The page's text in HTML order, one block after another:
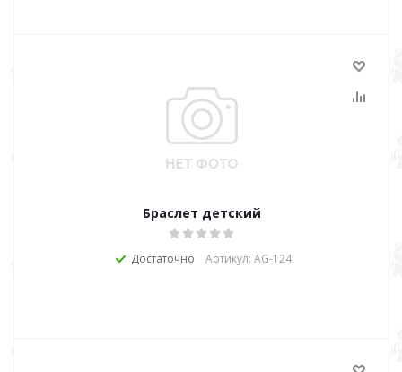
Браслет детский
Достаточно Артикул: AG-124